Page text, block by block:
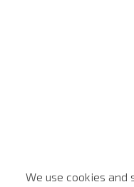
We use cookies